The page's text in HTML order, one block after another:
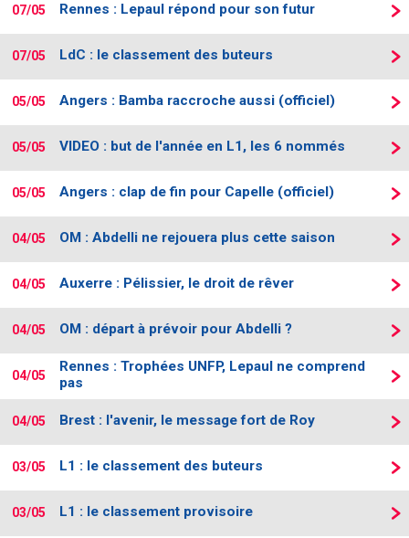
07/05 Rennes : Lepaul répond pour son futur
07/05 LdC : le classement des buteurs
05/05 Angers : Bamba raccroche aussi (officiel)
05/05 VIDEO : but de l'année en L1, les 6 nommés
05/05 Angers : clap de fin pour Capelle (officiel)
04/05 OM : Abdelli ne rejouera plus cette saison
04/05 Auxerre : Pélissier, le droit de rêver
04/05 OM : départ à prévoir pour Abdelli ?
04/05
Rennes : Trophées UNFP, Lepaul ne comprend
pas
04/05 Brest : l'avenir, le message fort de Roy
03/05 L1 : le classement des buteurs
03/05 L1 : le classement provisoire